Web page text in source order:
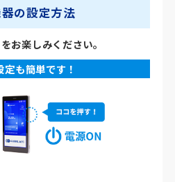
の設定方法
お楽しみください。
も簡単です！